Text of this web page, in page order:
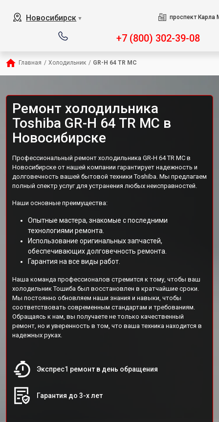
Новосибирск ▼ проспект Карла
+7 (800) 302-39-08
Главная / Холодильник / GR-H 64 TR MC
Ремонт холодильника
Toshiba GR-H 64 TR MC в
Новосибирске
Профессиональный ремонт холодильника GR-H 64 TR MC в
Новосибирске от нашей компании гарантирует надежность и
долговечность вашей бытовой техники Toshiba. Мы предлагаем
полный спектр услуг для устранения любых неисправностей.
Наши основные преимущества:
Опытные мастера, знакомые с последними
технологиями ремонта.
Использование оригинальных запчастей,
обеспечивающих долговечность ремонта.
Гарантия на все виды работ.
Наша команда профессионалов стремится к тому, чтобы ваш
холодильник Тошиба был восстановлен в кратчайшие сроки.
Мы постоянно обновляем наши знания и навыки, чтобы
соответствовать современным стандартам и требованиям.
Обращаясь к нам, вы получаете не только качественный
ремонт, но и уверенность в том, что ваша техника находится в
надежных руках.
Экспрес1 ремонт в день обращения
Гарантия до 3-х лет